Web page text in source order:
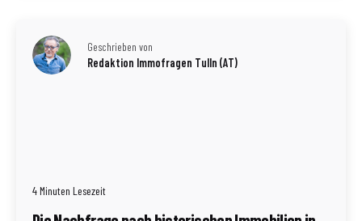
Geschrieben von
Redaktion Immofragen Tulln (AT)
4 Minuten Lesezeit